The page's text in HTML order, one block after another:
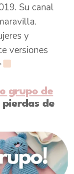
Su canal
y
versiones
grupo de
de